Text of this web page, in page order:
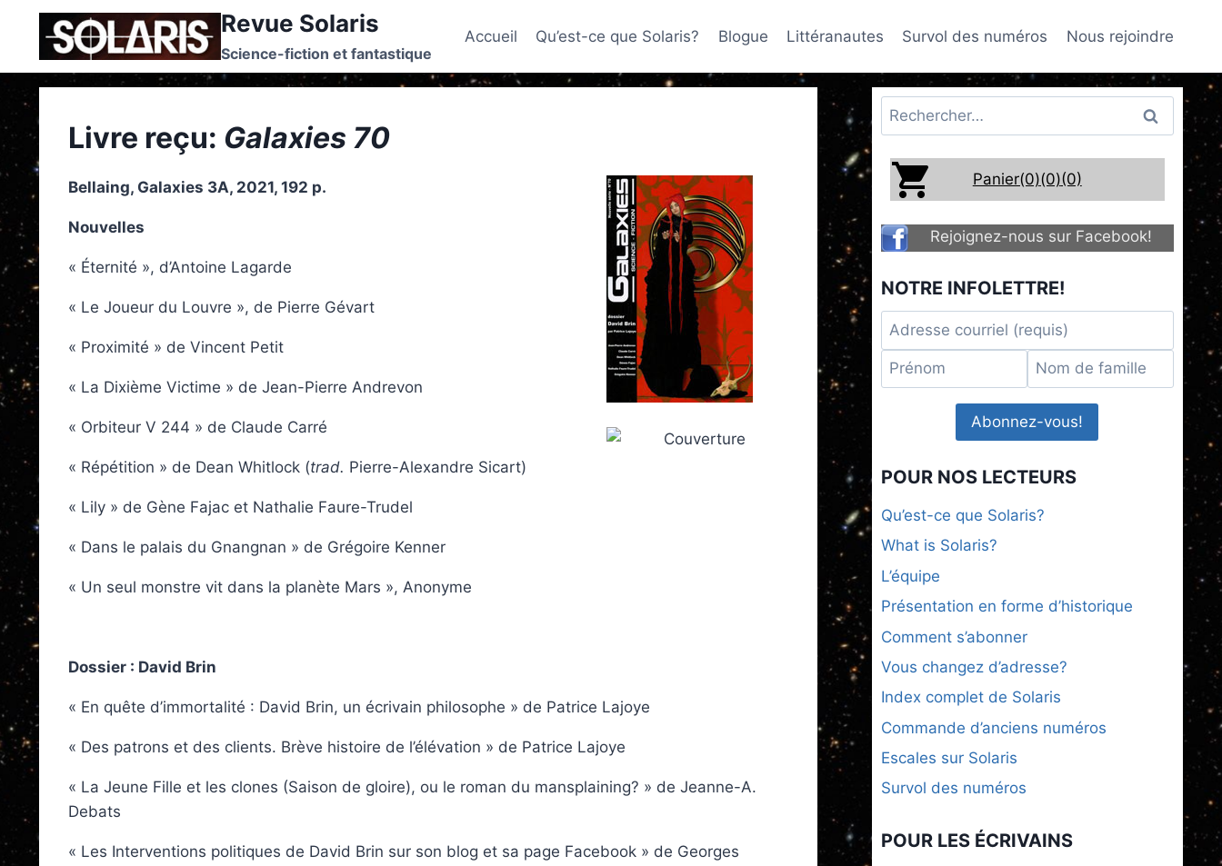
content
Revue Solaris
Science-fiction et fantastique
Accueil Qu’est-ce que Solaris? Blogue Littéranautes Survol des numéros Nous rejoindre
Livre reçu: Galaxies 70
Bellaing, Galaxies 3A, 2021, 192 p.
Nouvelles
« Éternité », d’Antoine Lagarde
« Le Joueur du Louvre », de Pierre Gévart
« Proximité » de Vincent Petit
« La Dixième Victime » de Jean-Pierre Andrevon
« Orbiteur V 244 » de Claude Carré
« Répétition » de Dean Whitlock (trad. Pierre-Alexandre Sicart)
« Lily » de Gène Fajac et Nathalie Faure-Trudel
« Dans le palais du Gnangnan » de Grégoire Kenner
« Un seul monstre vit dans la planète Mars », Anonyme
Dossier : David Brin
« En quête d’immortalité : David Brin, un écrivain philosophe » de Patrice Lajoye
« Des patrons et des clients. Brève histoire de l’élévation » de Patrice Lajoye
« La Jeune Fille et les clones (Saison de gloire), ou le roman du mansplaining? » de Jeanne-A.
Debats
« Les Interventions politiques de David Brin sur son blog et sa page Facebook » de Georges
Rechercher :
Panier(0)(0)(0)
Rejoignez-nous sur Facebook!
NOTRE INFOLETTRE!
POUR NOS LECTEURS
Qu’est-ce que Solaris?
What is Solaris?
L’équipe
Présentation en forme d’historique
Comment s’abonner
Vous changez d’adresse?
Index complet de Solaris
Commande d’anciens numéros
Escales sur Solaris
Survol des numéros
POUR LES ÉCRIVAINS